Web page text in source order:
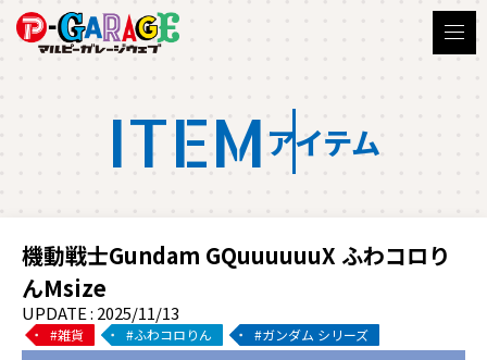
ITEM アイテム
機動戦士Gundam GQuuuuuuX ふわコロり
んMsize
UPDATE : 2025/11/13
雑貨 ふわコロりん ガンダム シリーズ